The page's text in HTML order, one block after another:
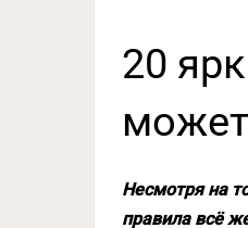
20
Несмотря на
правила всё